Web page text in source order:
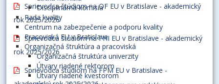
Disciplinárna komisia
Rada kvality
Centrum na zabezpečenie a podporu kvality
Pracoviská EU v Bratislave
Organizačná štruktúra a pracoviská
Organizačná štruktúra univerzity
Útvary riadené rektorom
Útvary riadené kvestorom
Sprievodca štúdiom na OF EU v Bratislave - akademický
rok 2025/2026
Sprievodca štúdiom na FHI EU v Bratislave - akademický
rok 2025/2026
Sprievodca štúdiom na FPM EU v Bratislave -